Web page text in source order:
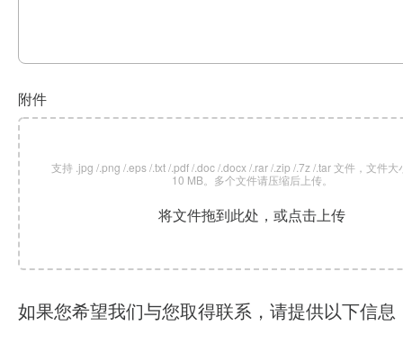
附件
支持 .jpg /.png /.eps /.txt /.pdf /.doc /.docx /.rar /.zip /.7z /.tar 文件，文件大
10 MB。多个文件请压缩后上传。
将文件拖到此处，或点击上传
如果您希望我们与您取得联系，请提供以下信息